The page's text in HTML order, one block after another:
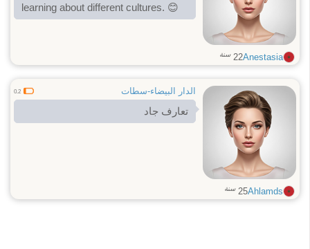
learning about different cultures. 😊
Anestasia
22 سنة
الدار البيضاء-سطات 0.2
تعارف جاد
Ahlamds
25 سنة